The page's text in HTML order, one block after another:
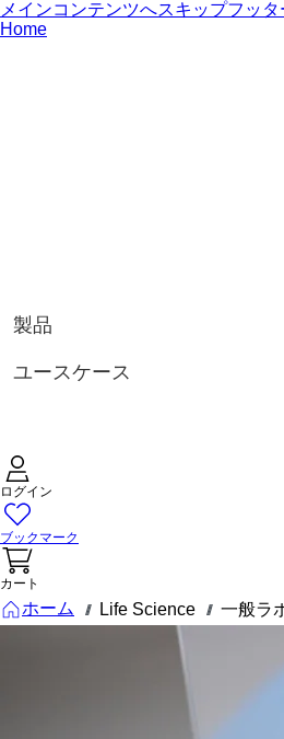
メインコンテンツへスキップフッタ
Home
製品
ユースケース
ログイン
ブックマーク
カート
ホーム /// Life Science /// 一般ラ